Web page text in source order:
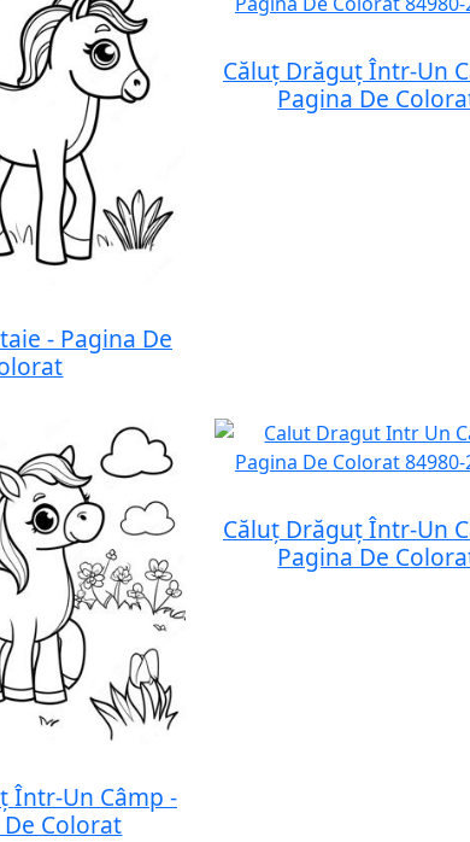
- Pagina De
Căluț Drăguț Într-Un
Pagina De
Într-Un Câmp -
Colorat
Căluț Drăguț Într-Un
Pagina De